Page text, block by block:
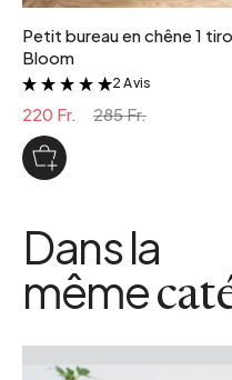
Petit bureau en chêne 1
Bloom
&
2 Avis
220 Fr. 285 Fr.
Dans la
même